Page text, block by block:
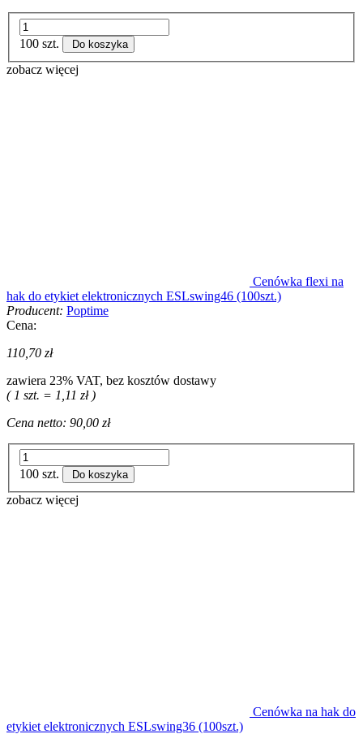
100 szt. Do koszyka
zobacz więcej
Cenówka flexi na
hak do etykiet elektronicznych ESLswing46 (100szt.)
Producent: Poptime
Cena:
110,70 zł
zawiera 23% VAT, bez kosztów dostawy
( 1 szt. = 1,11 zł )
Cena netto: 90,00 zł
100 szt. Do koszyka
zobacz więcej
Cenówka na hak do
etykiet elektronicznych ESLswing36 (100szt.)